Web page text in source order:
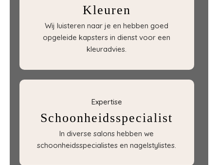
Kleuren
Wij luisteren naar je en hebben goed
opgeleide kapsters in dienst voor een
kleuradvies.
Expertise
Schoonheidsspecialist
In diverse salons hebben we
schoonheidsspecialistes en nagelstylistes.